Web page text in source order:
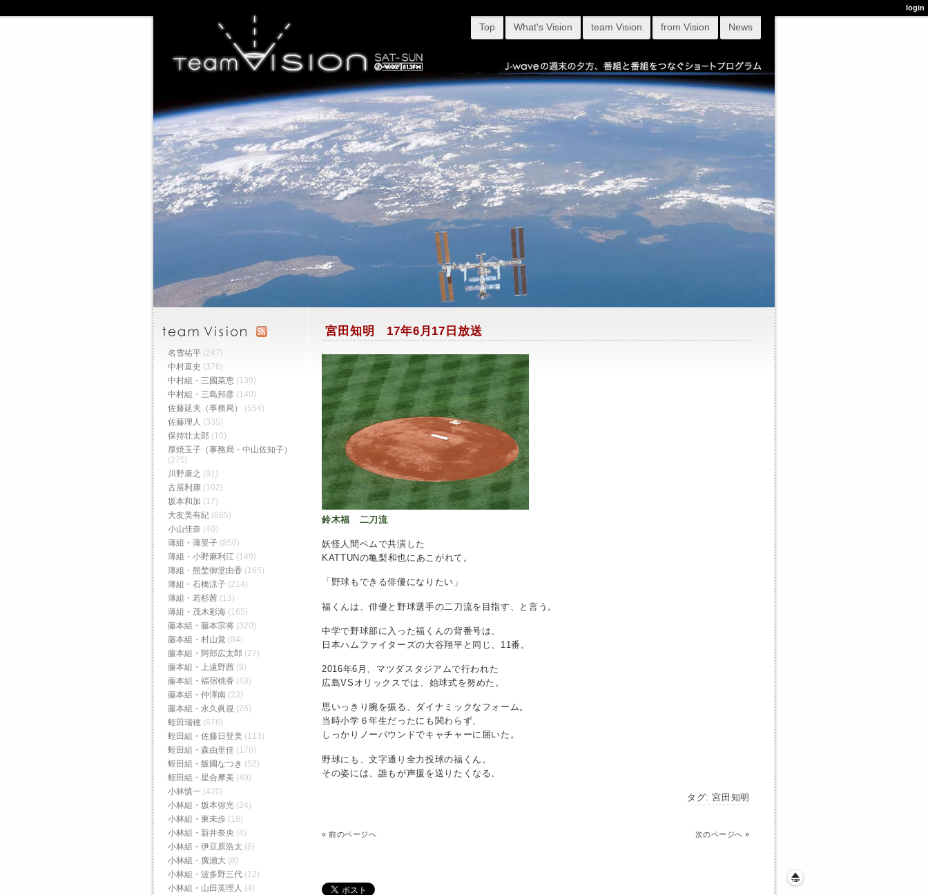
Top What's Vision team Vision from Vision News
宮田知明 17年6月17日放送
鈴木福 二刀流
妖怪人間ベムで共演した
KATTUNの亀梨和也にあこがれて。
「野球もできる俳優になりたい」
福くんは、俳優と野球選手の二刀流を目指す、と言う。
中学で野球部に入った福くんの背番号は、
日本ハムファイターズの大谷翔平と同じ、11番。
2016年6月、マツダスタジアムで行われた
広島VSオリックスでは、始球式を努めた。
思いっきり腕を振る、ダイナミックなフォーム。
当時小学６年生だったにも関わらず、
しっかりノーバウンドでキャチャーに届いた。
野球にも、文字通り全力投球の福くん。
その姿には、誰もが声援を送りたくなる。
タグ:宮田知明
«前のページへ 次のページへ »
名雪祐平 (247)
中村直史 (376)
中村組・三國菜恵 (139)
中村組・三島邦彦 (140)
佐藤延夫（事務局）
(554)
佐藤理人 (335)
保持壮太郎 (10)
厚焼玉子（事務局・中山佐知子）
(275)
川野康之 (91)
古居利康 (102)
坂本和加 (17)
大友美有紀 (685)
小山佳奈 (40)
薄組・薄景子 (850)
薄組・小野麻利江 (149)
薄組・熊埜御堂由香 (165)
薄組・石橋涼子 (214)
薄組・若杉茜 (13)
薄組・茂木彩海 (165)
藤本組・藤本宗将 (320)
藤本組・村山覚 (84)
藤本組・阿部広太郎 (27)
藤本組・上遠野茜 (9)
藤本組・福宿桃香‬ (43)
藤本組・仲澤南 (23)
藤本組・永久眞規 (26)
蛭田瑞穂 (676)
蛭田組・佐藤日登美 (113)
蛭田組・森由里佳 (176)
蛭田組・飯國なつき (52)
蛭田組・星合摩美 (49)
小林慎一 (420)
小林組・坂本弥光 (24)
小林組・東未歩 (18)
小林組・新井奈央 (4)
小林組・伊豆原浩太 (8)
小林組・廣瀬大 (8)
小林組・波多野三代 (12)
小林組・山田英理人 (4)
login